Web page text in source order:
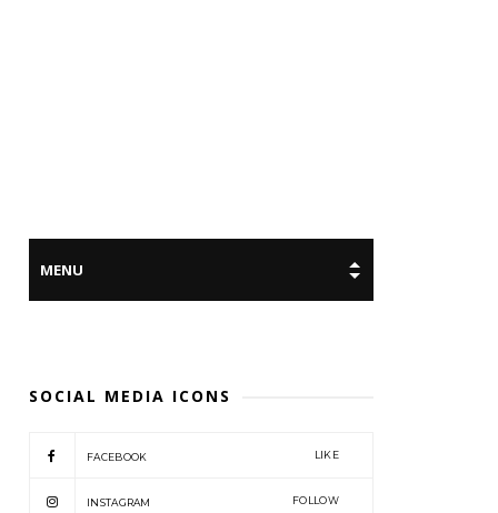
SOCIAL MEDIA ICONS
FACEBOOK LIKE
INSTAGRAM FOLLOW